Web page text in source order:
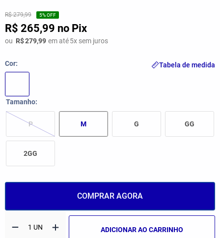
R$ 279,99 5% OFF
R$ 265,99 no Pix
ou R$279,99 em até5x sem juros
Cor
Tamanho
G GG
M
P
2GG
Tabela de medida
COMPRAR AGORA
ADICIONAR AO CARRINHO